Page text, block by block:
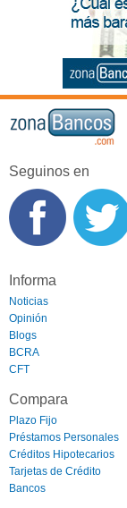
Seguinos en
Informa
Noticias
Opinión
Blogs
BCRA
CFT
Compara
Plazo Fijo
Préstamos Personales
Créditos Hipotecarios
Tarjetas de Crédito
Bancos